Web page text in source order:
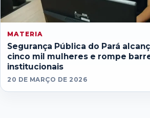
MATERIA
Segurança Pública do Pará
cinco mil mulheres e rompe
institucionais
20 DE MARÇO DE 2026